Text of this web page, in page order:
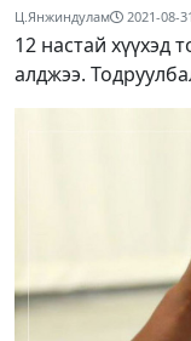
Ц.Янжиндулам 2021-08-
12 настай хүүхэд
алджээ.